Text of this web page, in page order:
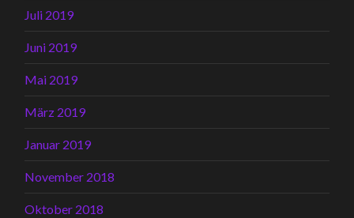
Juli 2019
Juni 2019
Mai 2019
März 2019
Januar 2019
November 2018
Oktober 2018